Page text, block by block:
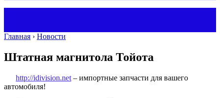
Главная › Новости
Штатная магнитола Тойота
http://idivision.net – импортные запчасти для вашего
автомобиля!